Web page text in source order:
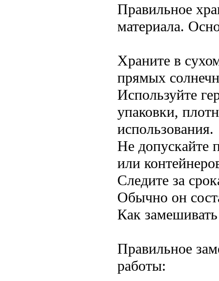
Правильное
материала.
Храните в
прямых
Используйте
упаковки,
использования.
Не допускайте
или
Следите за
Обычно он
Как
Правильное
работы: